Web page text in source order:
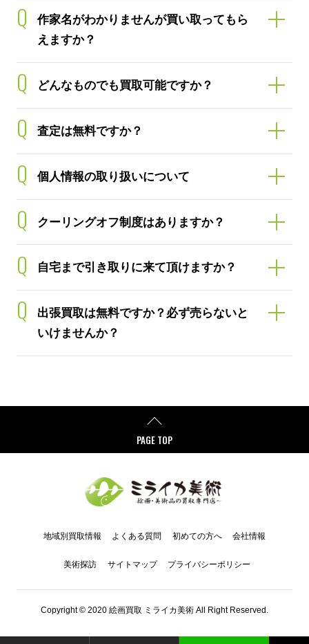
Q
作家名がわかりませんが買い取ってもら
えますか？
Q どんなものでも買取可能ですか？
Q 査定は無料ですか？
Q 個人情報の取り扱いについて
Q クーリングオフ制度はありますか？
Q 自宅まで引き取りに来て頂けますか？
Q
出張買取は無料ですか？必ず売らないと
いけませんか？
PAGE TOP
地域別買取情報 よくある質問 初めての方へ 会社情報
美術探訪 サイトマップ プライバシーポリシー
Copyright © 2020 絵画買取 ミライカ美術 All Right Reserved.